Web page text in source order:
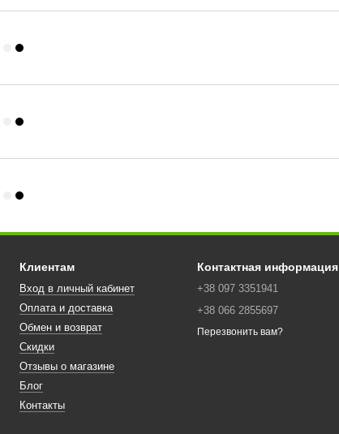
Клиентам
Вход в личный кабинет
Оплата и доставка
Обмен и возврат
Скидки
Отзывы о магазине
Блог
Контакты
Контактная информация
+38 097 3351941
+38 066 2855697
Перезвонить вам?